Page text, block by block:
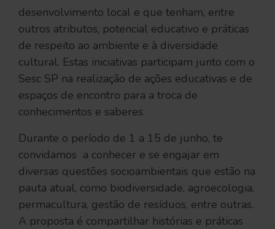
desenvolvimento local e que tenham, entre
outros atributos, potencial educativo e práticas
de respeito ao ambiente e à diversidade
cultural. Estas iniciativas participam junto com o
Sesc SP na realização de ações educativas e de
espaços de encontro para a troca de
conhecimentos e saberes.
Durante o período de 1 a 15 de junho, te
convidamos a conhecer e se engajar em
diversas questões socioambientais que estão na
pauta atual, como biodiversidade, agroecologia,
permacultura, gestão de resíduos, entre outras.
A proposta é compartilhar histórias e práticas